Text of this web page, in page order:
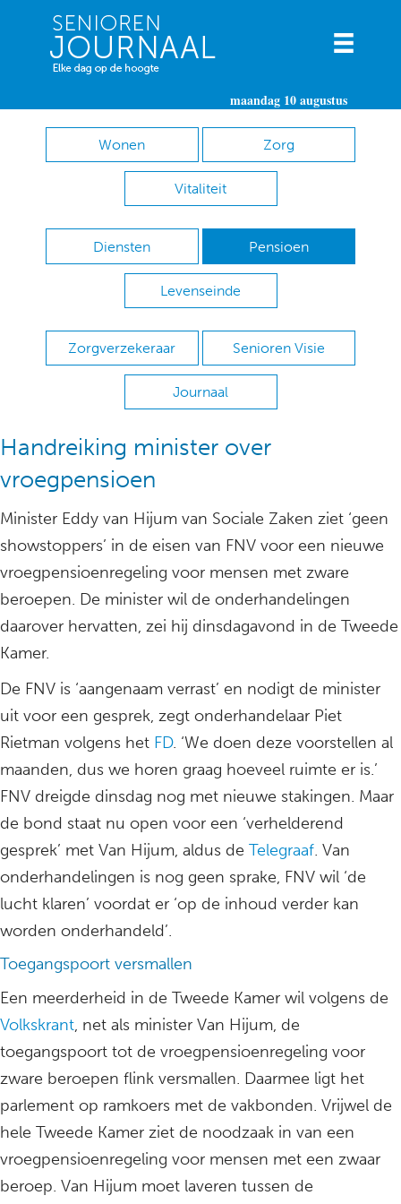
maandag 10 augustus
Wonen Zorg
Vitaliteit
Diensten Pensioen
Levenseinde
Zorgverzekeraar Senioren Visie
Journaal
Handreiking minister over
vroegpensioen
Minister Eddy van Hijum van Sociale Zaken ziet ‘geen
showstoppers’ in de eisen van FNV voor een nieuwe
vroegpensioenregeling voor mensen met zware
beroepen. De minister wil de onderhandelingen
daarover hervatten, zei hij dinsdagavond in de Tweede
Kamer.
De FNV is ‘aangenaam verrast’ en nodigt de minister
uit voor een gesprek, zegt onderhandelaar Piet
Rietman volgens het FD. ‘We doen deze voorstellen al
maanden, dus we horen graag hoeveel ruimte er is.’
FNV dreigde dinsdag nog met nieuwe stakingen. Maar
de bond staat nu open voor een ‘verhelderend
gesprek’ met Van Hijum, aldus de Telegraaf. Van
onderhandelingen is nog geen sprake, FNV wil ‘de
lucht klaren’ voordat er ‘op de inhoud verder kan
worden onderhandeld’.
Toegangspoort versmallen
Een meerderheid in de Tweede Kamer wil volgens de
Volkskrant, net als minister Van Hijum, de
toegangspoort tot de vroegpensioenregeling voor
zware beroepen flink versmallen. Daarmee ligt het
parlement op ramkoers met de vakbonden. Vrijwel de
hele Tweede Kamer ziet de noodzaak in van een
vroegpensioenregeling voor mensen met een zwaar
beroep. Van Hijum moet laveren tussen de